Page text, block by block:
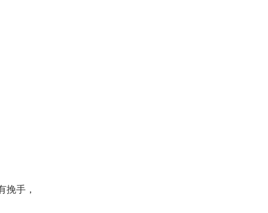
挽手，